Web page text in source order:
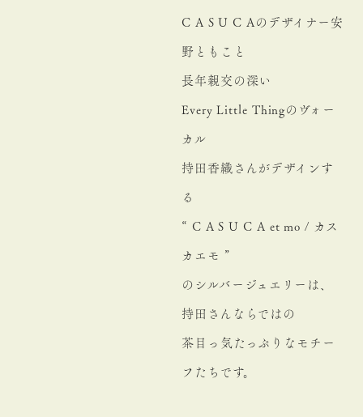
C A S U C Aのデザイナー安
野ともこと
長年親交の深い
Every Little Thingのヴォー
カル
持田香織さんがデザインす
る
“ C A S U C A et mo / カス
カエモ ”
のシルバージュエリーは、
持田さんならではの
茶目っ気たっぷりなモチー
フたちです。